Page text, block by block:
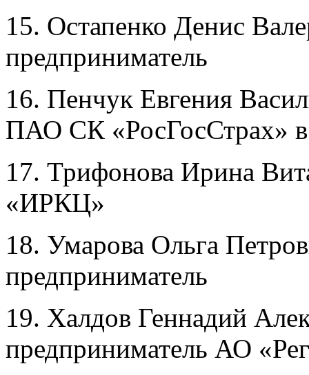
15. Остапенко Денис
предприниматель
16. Пенчук Евгения
ПАО СК «РосГосСтрах» в
17. Трифонова Ирина
«ИРКЦ»
18. Умарова Ольга
предприниматель
19. Халдов Геннадий
предприниматель АО